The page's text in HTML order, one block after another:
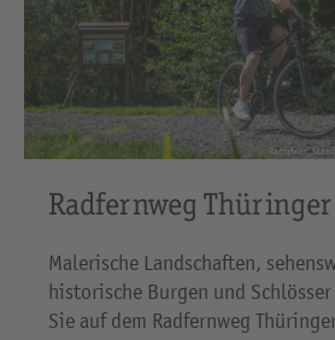
Radfernweg
Malerische Landschaften,
historische Burgen und
Sie auf dem Radfernweg